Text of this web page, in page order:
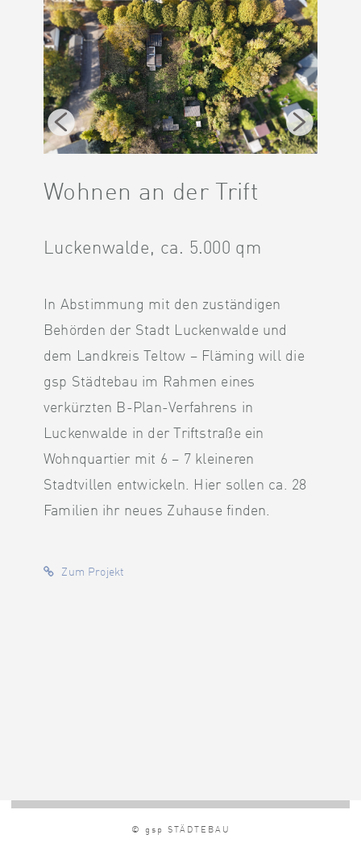
Wohnen an der Trift
Luckenwalde, ca. 5.000 qm
In Abstimmung mit den zuständigen
Behörden der Stadt Luckenwalde und
dem Landkreis Teltow – Fläming will die
gsp Städtebau im Rahmen eines
verkürzten B-Plan-Verfahrens in
Luckenwalde in der Triftstraße ein
Wohnquartier mit 6 – 7 kleineren
Stadtvillen entwickeln. Hier sollen ca. 28
Familien ihr neues Zuhause finden.
Zum Projekt
© gsp STÄDTEBAU